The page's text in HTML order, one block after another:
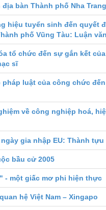
bàn Thành phố Nha
hiệu tuyển sinh đến quyết
phố Vũng Tàu: Luận
tổ chức đến sự gắn kết của
sĩ
luật của công chức
về công nghiệp hoá,
ngày gia nhập EU: Thành
bầu cử 2005
- một giấc mơ phi hiện thực
hệ Việt Nam – Xingapo